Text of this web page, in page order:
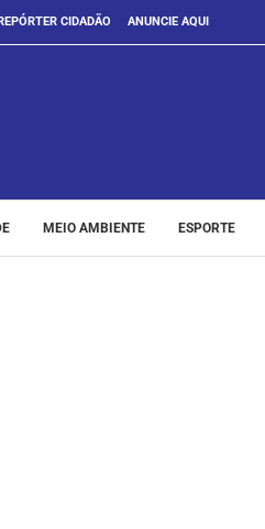
CIDADÃO ANUNCIE AQUI
MEIO AMBIENTE ESPORTE